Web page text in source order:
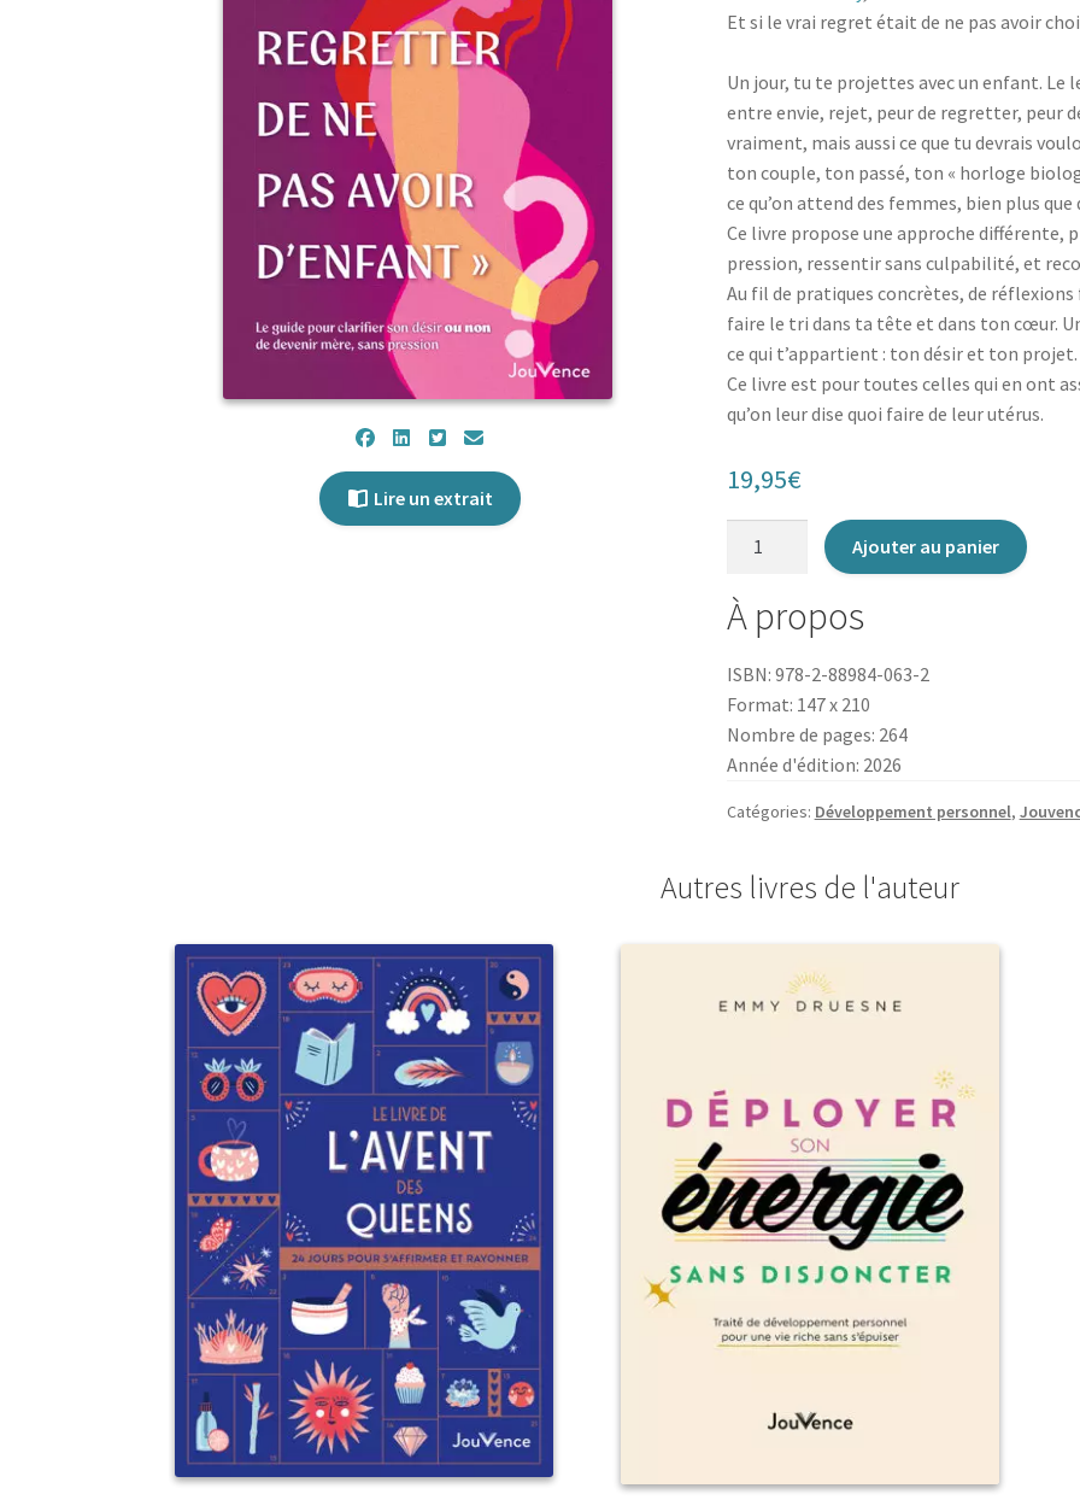
Et si le vrai regret était de ne pas avoir
Un jour, tu te projettes avec un enfant. Le
entre envie, rejet, peur de regretter, peur
vraiment, mais aussi ce que tu devrais
ton couple, ton passé, ton « horloge
ce qu’on attend des femmes, bien plus
Ce livre propose une approche différente,
pression, ressentir sans culpabilité, et
Au fil de pratiques concrètes, de
faire le tri dans ta tête et dans ton cœur.
ce qui t’appartient : ton désir et ton projet.
Ce livre est pour toutes celles qui en ont
qu’on leur dise quoi faire de leur utérus.
19,95€
"Tu
vas
de
ne
pas
avoir
d'enfant"
Ajouter au panier
À propos
ISBN: 978-2-88984-063-2
Format: 147 x 210
Nombre de pages: 264
Année d'édition: 2026
Catégories: Développement personnel,
Lire un extrait
Autres livres de l'auteur